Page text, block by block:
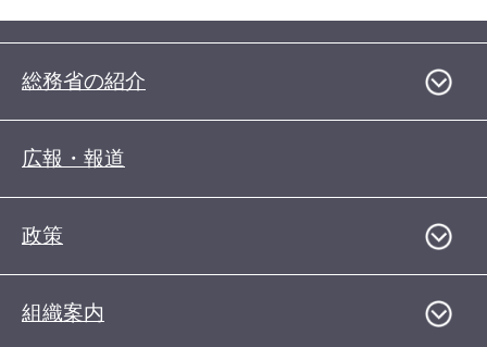
総務省の紹介
広報・報道
政策
組織案内